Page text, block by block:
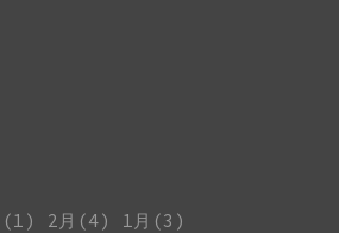
(1) 2月(4)
1月(3)